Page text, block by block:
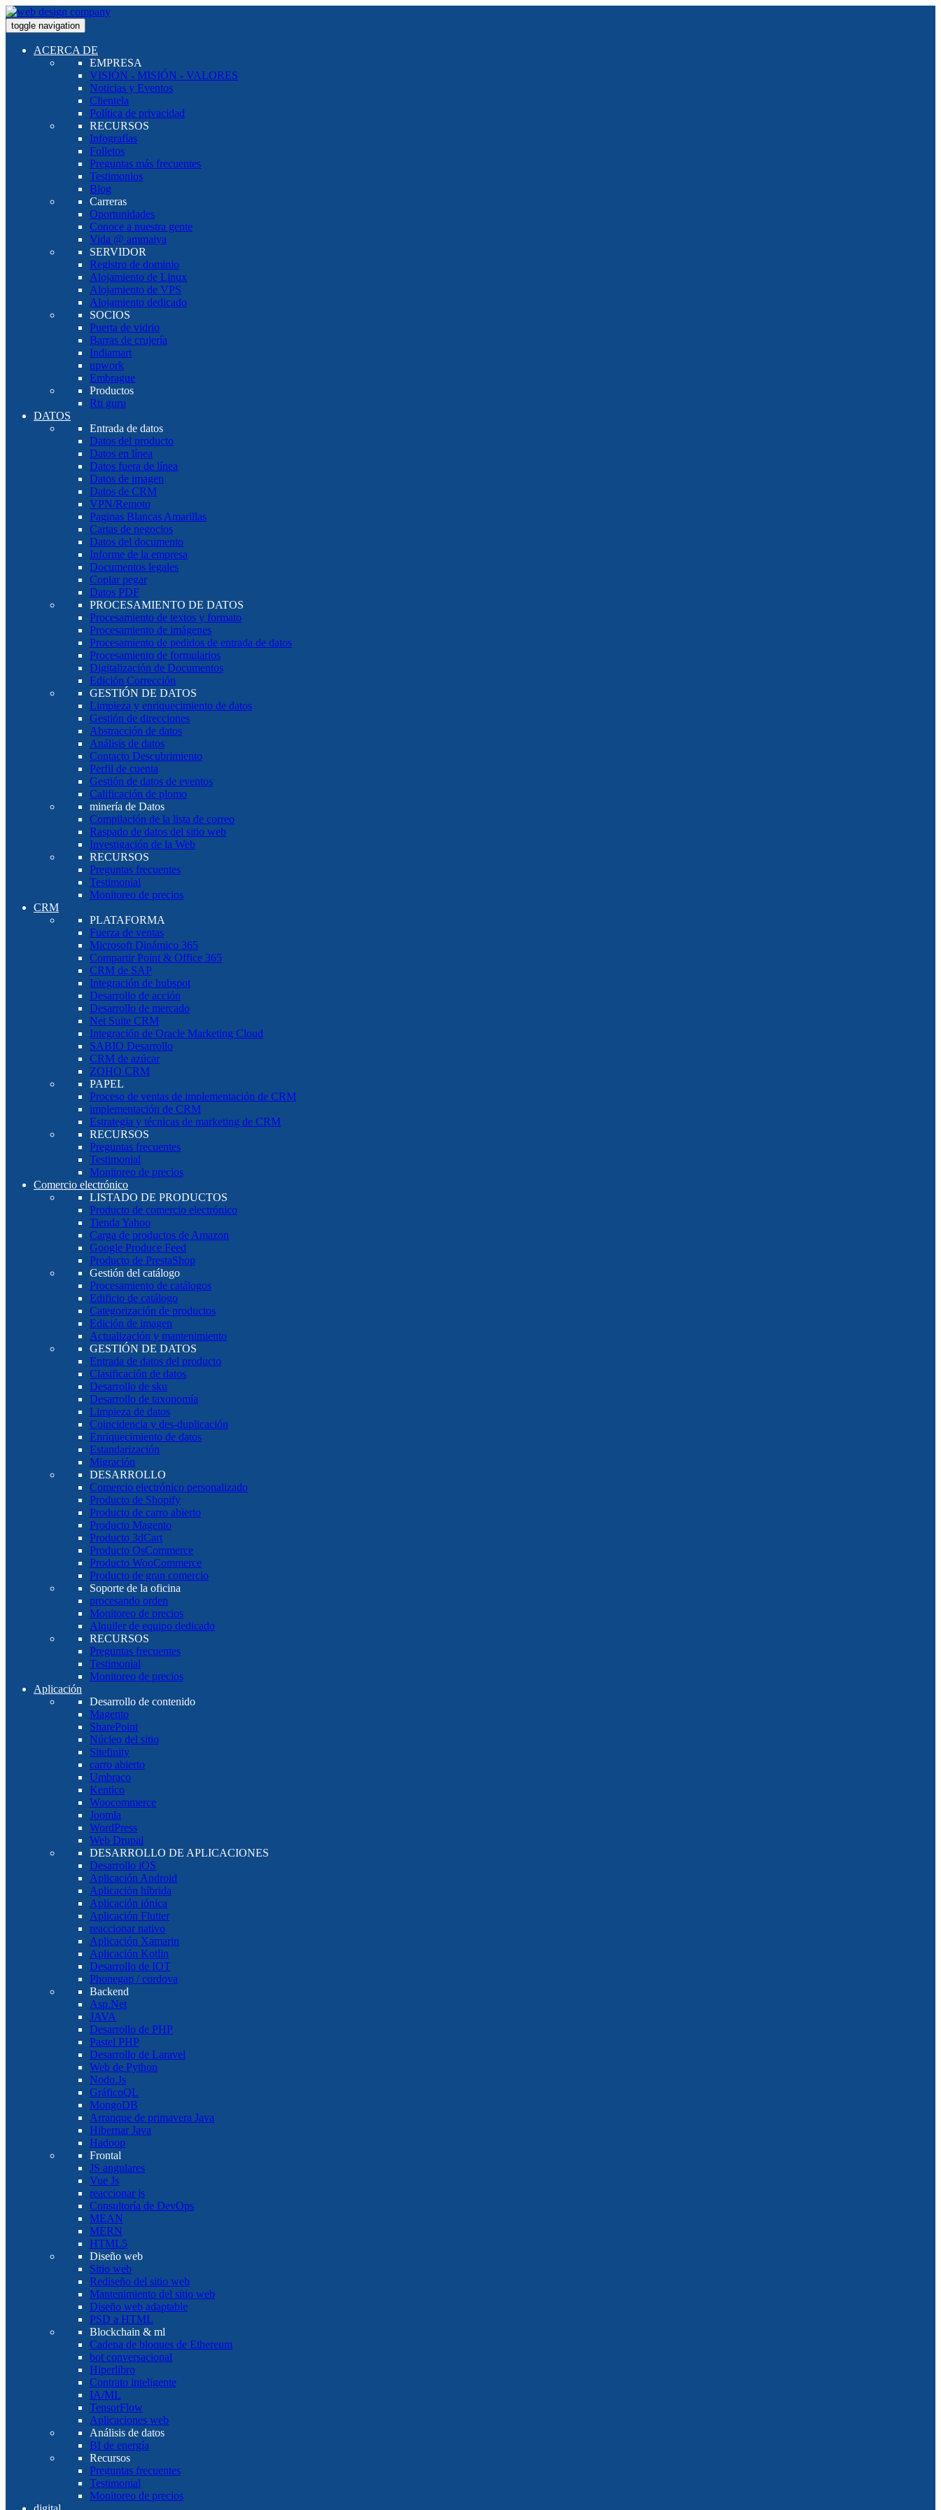
toggle navigation
ACERCA DE
EMPRESA
VISIÓN - MISIÓN - VALORES
Noticias y Eventos
Clientela
Política de privacidad
RECURSOS
Infografías
Folletos
Preguntas más frecuentes
Testimonios
Blog
Carreras
Oportunidades
Conoce a nuestra gente
Vida @ ammaiya
SERVIDOR
Registro de dominio
Alojamiento de Linux
Alojamiento de VPS
Alojamiento dedicado
SOCIOS
Puerta de vidrio
Barras de crujería
Indiamart
upwork
Embrague
Productos
Rti guru
DATOS
Entrada de datos
Datos del producto
Datos en línea
Datos fuera de línea
Datos de imagen
Datos de CRM
VPN/Remoto
Paginas Blancas Amarillas
Cartas de negocios
Datos del documento
Informe de la empresa
Documentos legales
Copiar pegar
Datos PDF
PROCESAMIENTO DE DATOS
Procesamiento de textos y formato
Procesamiento de imágenes
Procesamiento de pedidos de entrada de datos
Procesamiento de formularios
Digitalización de Documentos
Edición Corrección
GESTIÓN DE DATOS
Limpieza y enriquecimiento de datos
Gestión de direcciones
Abstracción de datos
Análisis de datos
Contacto Descubrimiento
Perfil de cuenta
Gestión de datos de eventos
Calificación de plomo
minería de Datos
Compilación de la lista de correo
Raspado de datos del sitio web
Investigación de la Web
RECURSOS
Preguntas frecuentes
Testimonial
Monitoreo de precios
CRM
PLATAFORMA
Fuerza de ventas
Microsoft Dinámico 365
Compartir Point & Office 365
CRM de SAP
Integración de hubspot
Desarrollo de acción
Desarrollo de mercado
Net Suite CRM
Integración de Oracle Marketing Cloud
SABIO Desarrollo
CRM de azúcar
ZOHO CRM
PAPEL
Proceso de ventas de implementación de CRM
implementación de CRM
Estrategia y técnicas de marketing de CRM
RECURSOS
Preguntas frecuentes
Testimonial
Monitoreo de precios
Comercio electrónico
LISTADO DE PRODUCTOS
Producto de comercio electrónico
Tienda Yahoo
Carga de productos de Amazon
Google Produce Feed
Producto de PrestaShop
Gestión del catálogo
Procesamiento de catálogos
Edificio de catálogo
Categorización de productos
Edición de imagen
Actualización y mantenimiento
GESTIÓN DE DATOS
Entrada de datos del producto
Clasificación de datos
Desarrollo de sku
Desarrollo de taxonomía
Limpieza de datos
Coincidencia y des-duplicación
Enriquecimiento de datos
Estandarización
Migración
DESARROLLO
Comercio electrónico personalizado
Producto de Shopify
Producto de carro abierto
Producto Magento
Producto 3dCart
Producto OsCommerce
Producto WooCommerce
Producto de gran comercio
Soporte de la oficina
procesando orden
Monitoreo de precios
Alquiler de equipo dedicado
RECURSOS
Preguntas frecuentes
Testimonial
Monitoreo de precios
Aplicación
Desarrollo de contenido
Magento
SharePoint
Núcleo del sitio
Sitefinity
carro abierto
Umbraco
Kentico
Woocommerce
Joomla
WordPress
Web Drupal
DESARROLLO DE APLICACIONES
Desarrollo iOS
Aplicación Android
Aplicación híbrida
Aplicación iónica
Aplicación Flutter
reaccionar nativo
Aplicación Xamarin
Aplicación Kotlin
Desarrollo de IOT
Phonegap / cordova
Backend
Asp.Net
JAVA
Desarrollo de PHP
Pastel PHP
Desarrollo de Laravel
Web de Python
Nodo.Js
GráficoQL
MongoDB
Arranque de primavera Java
Hibernar Java
Hadoop
Frontal
JS angulares
Vue Js
reaccionar js
Consultoría de DevOps
MEAN
MERN
HTML5
Diseño web
Sitio web
Rediseño del sitio web
Mantenimiento del sitio web
Diseño web adaptable
PSD a HTML
Blockchain & ml
Cadena de bloques de Ethereum
bot conversacional
Hiperlibro
Contrato inteligente
IA/ML
TensorFlow
Aplicaciones web
Análisis de datos
BI de energía
Recursos
Preguntas frecuentes
Testimonial
Monitoreo de precios